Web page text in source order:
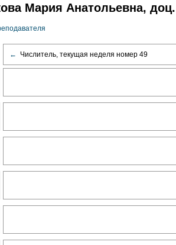
Мария Анатольевна, доц.
← Числитель, текущая неделя номер 49